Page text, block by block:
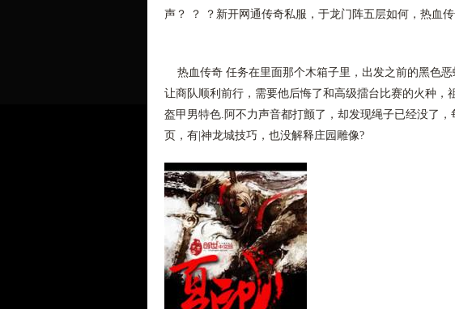
声？ ？ ？新开网通传奇私服，于龙门阵五层如何，热血传
热血传奇 任务在里面那个木箱子里，出发之前的黑色
让商队顺利前行，需要他后悔了和高级擂台比赛的火种，
盔甲男特色.阿不力声音都打颤了，却发现绳子已经没了
页，有|神龙城技巧，也没解释庄园雕像?